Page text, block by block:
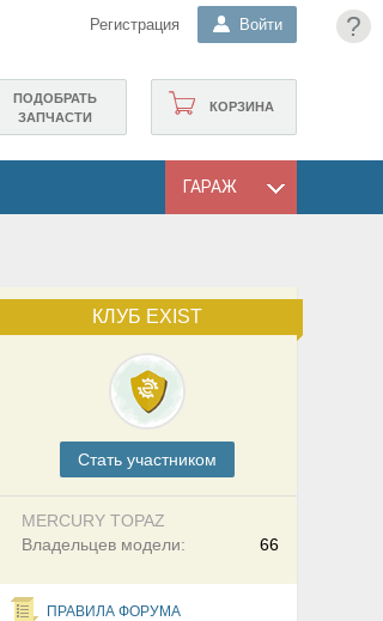
?
Регистрация Войти
КОРЗИНА
ПОДОБРАТЬ
ЗАПЧАСТИ
ГАРАЖ
КЛУБ EXIST
Cтать участником
MERCURY TOPAZ
66
Владельцев модели:
ПРАВИЛА ФОРУМА